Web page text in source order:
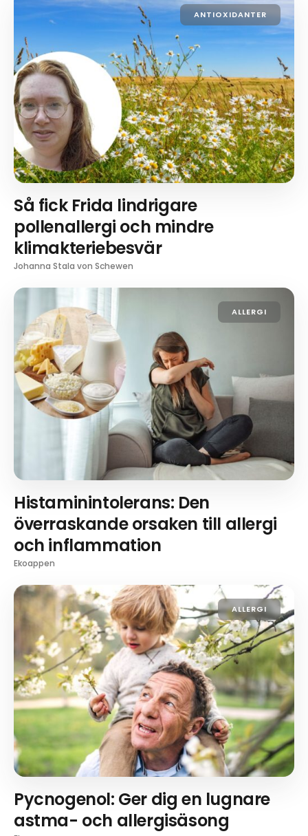
ANTIOXIDANTER
Så fick Frida lindrigare
pollenallergi och mindre
klimakteriebesvär
Johanna Stala von Schewen
ALLERGI
Histaminintolerans: Den
överraskande orsaken till allergi
och inflammation
Ekoappen
ALLERGI
Pycnogenol: Ger dig en lugnare
astma- och allergisäsong